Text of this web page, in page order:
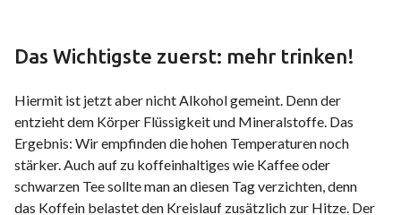
Das Wichtigste zuerst: mehr trinken!
Hiermit ist jetzt aber nicht Alkohol gemeint. Denn der
entzieht dem Körper Flüssigkeit und Mineralstoffe. Das
Ergebnis: Wir empfinden die hohen Temperaturen noch
stärker. Auch auf zu koffeinhaltiges wie Kaffee oder
schwarzen Tee sollte man an diesen Tag verzichten, denn
das Koffein belastet den Kreislauf zusätzlich zur Hitze. Der